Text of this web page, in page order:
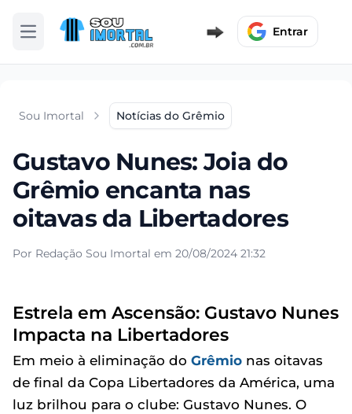
Abrir menu Entrar
Sou Imortal Notícias do Grêmio
Gustavo Nunes: Joia do
Grêmio encanta nas
oitavas da Libertadores
Por Redação Sou Imortal em 20/08/2024 21:32
Estrela em Ascensão: Gustavo Nunes
Impacta na Libertadores
Em meio à eliminação do Grêmio nas oitavas
de final da Copa Libertadores da América, uma
luz brilhou para o clube: Gustavo Nunes. O